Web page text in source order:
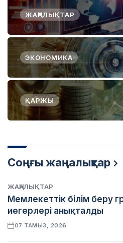
ЖАҢАЛЫҚТАР
ЭКОНОМИКА
ҚАРЖЫ
Соңғы жаңалықтар
ЖАҢАЛЫҚТАР
Мемлекеттік білім беру
иегерлері анықталды
07 ТАМЫЗ, 2026